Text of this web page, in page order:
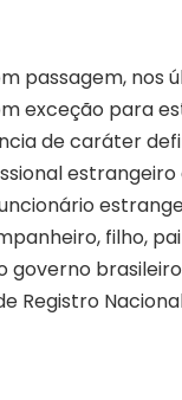
passagem, nos
exceção para
de caráter
estrangeiro
filho,
governo
Registro